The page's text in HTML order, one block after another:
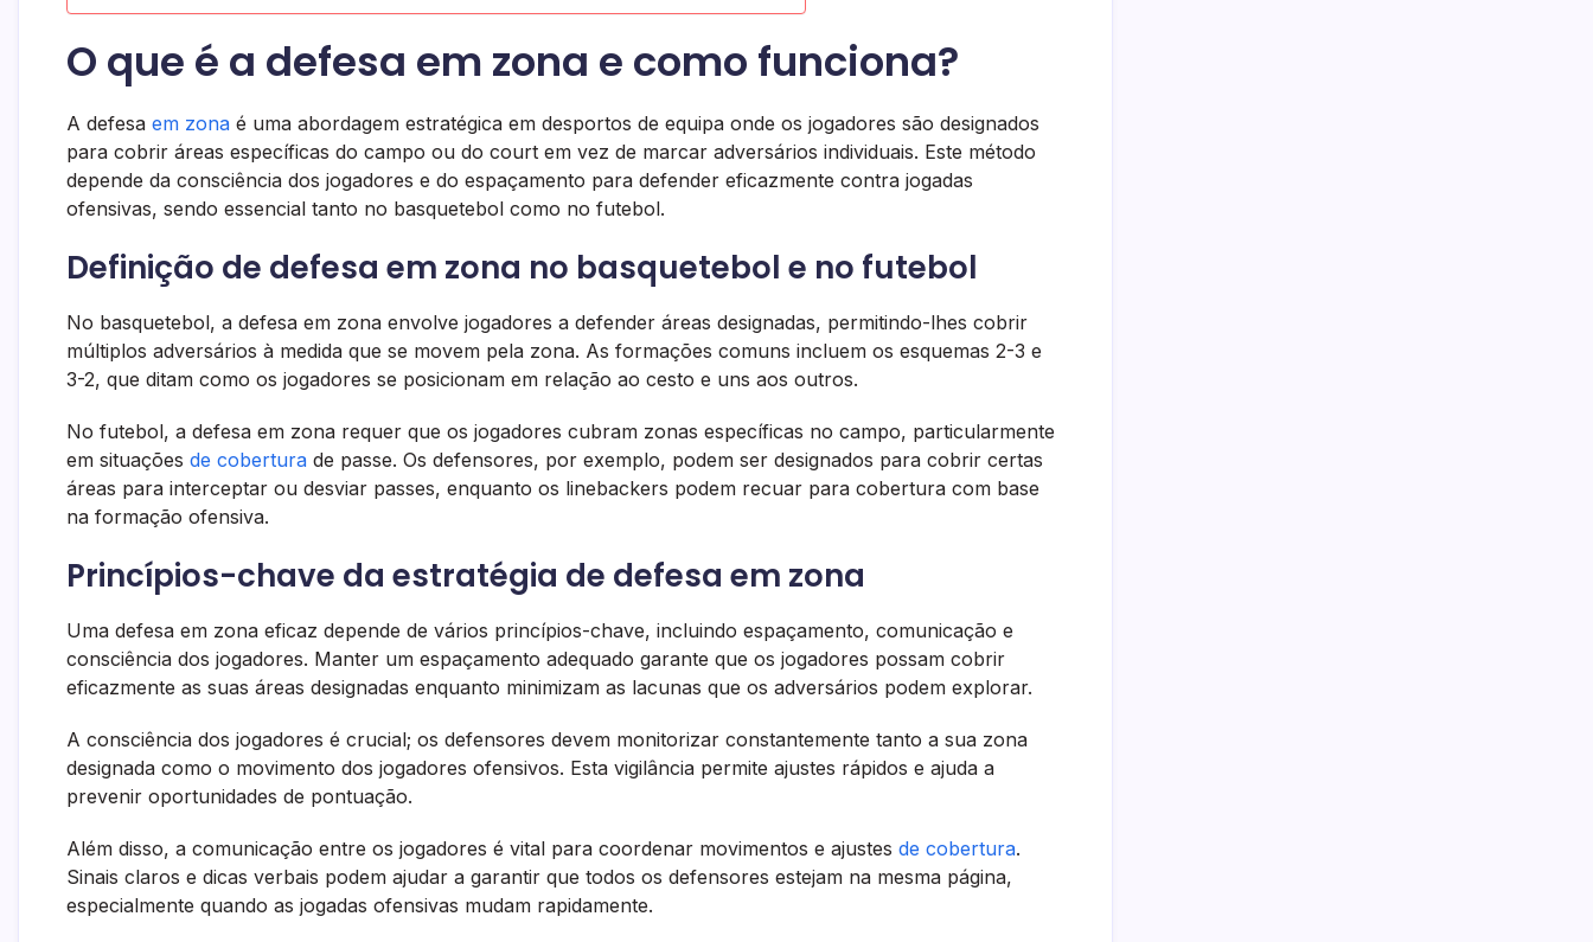
O que é a defesa em zona e como funciona?
A defesa em zona é uma abordagem estratégica em desportos de equipa onde os jogadores são designados
para cobrir áreas específicas do campo ou do court em vez de marcar adversários individuais. Este método
depende da consciência dos jogadores e do espaçamento para defender eficazmente contra jogadas
ofensivas, sendo essencial tanto no basquetebol como no futebol.
Definição de defesa em zona no basquetebol e no futebol
No basquetebol, a defesa em zona envolve jogadores a defender áreas designadas, permitindo-lhes cobrir
múltiplos adversários à medida que se movem pela zona. As formações comuns incluem os esquemas 2-3 e
3-2, que ditam como os jogadores se posicionam em relação ao cesto e uns aos outros.
No futebol, a defesa em zona requer que os jogadores cubram zonas específicas no campo, particularmente
em situações de cobertura de passe. Os defensores, por exemplo, podem ser designados para cobrir certas
áreas para interceptar ou desviar passes, enquanto os linebackers podem recuar para cobertura com base
na formação ofensiva.
Princípios-chave da estratégia de defesa em zona
Uma defesa em zona eficaz depende de vários princípios-chave, incluindo espaçamento, comunicação e
consciência dos jogadores. Manter um espaçamento adequado garante que os jogadores possam cobrir
eficazmente as suas áreas designadas enquanto minimizam as lacunas que os adversários podem explorar.
A consciência dos jogadores é crucial; os defensores devem monitorizar constantemente tanto a sua zona
designada como o movimento dos jogadores ofensivos. Esta vigilância permite ajustes rápidos e ajuda a
prevenir oportunidades de pontuação.
Além disso, a comunicação entre os jogadores é vital para coordenar movimentos e ajustes de cobertura.
Sinais claros e dicas verbais podem ajudar a garantir que todos os defensores estejam na mesma página,
especialmente quando as jogadas ofensivas mudam rapidamente.